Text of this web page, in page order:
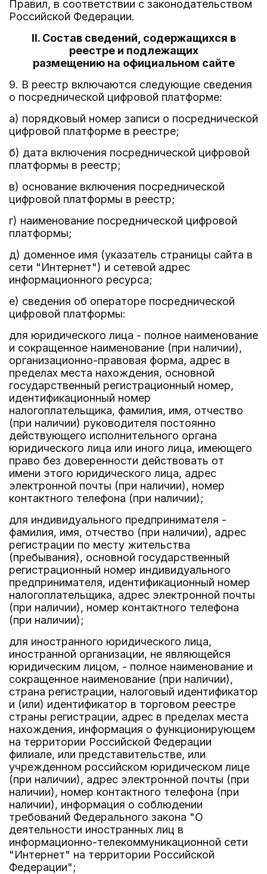
Правил, в соответствии с законодательством
Российской Федерации.
II. Состав сведений, содержащихся в
реестре и подлежащих
размещению на официальном сайте
9. В реестр включаются следующие сведения
о посреднической цифровой платформе:
а) порядковый номер записи о посреднической
цифровой платформе в реестре;
б) дата включения посреднической цифровой
платформы в реестр;
в) основание включения посреднической
цифровой платформы в реестр;
г) наименование посреднической цифровой
платформы;
д) доменное имя (указатель страницы сайта в
сети "Интернет") и сетевой адрес
информационного ресурса;
е) сведения об операторе посреднической
цифровой платформы:
для юридического лица - полное наименование
и сокращенное наименование (при наличии),
организационно-правовая форма, адрес в
пределах места нахождения, основной
государственный регистрационный номер,
идентификационный номер
налогоплательщика, фамилия, имя, отчество
(при наличии) руководителя постоянно
действующего исполнительного органа
юридического лица или иного лица, имеющего
право без доверенности действовать от
имени этого юридического лица, адрес
электронной почты (при наличии), номер
контактного телефона (при наличии);
для индивидуального предпринимателя -
фамилия, имя, отчество (при наличии), адрес
регистрации по месту жительства
(пребывания), основной государственный
регистрационный номер индивидуального
предпринимателя, идентификационный номер
налогоплательщика, адрес электронной почты
(при наличии), номер контактного телефона
(при наличии);
для иностранного юридического лица,
иностранной организации, не являющейся
юридическим лицом, - полное наименование и
сокращенное наименование (при наличии),
страна регистрации, налоговый идентификатор
и (или) идентификатор в торговом реестре
страны регистрации, адрес в пределах места
нахождения, информация о функционирующем
на территории Российской Федерации
филиале, или представительстве, или
учрежденном российском юридическом лице
(при наличии), адрес электронной почты (при
наличии), номер контактного телефона (при
наличии), информация о соблюдении
требований Федерального закона "О
деятельности иностранных лиц в
информационно-телекоммуникационной сети
"Интернет" на территории Российской
Федерации";